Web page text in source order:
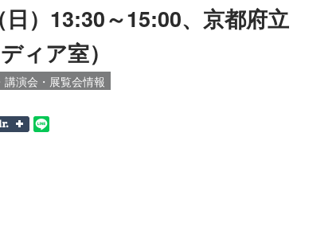
）13:30～15:00、京都府立
ィア室）
講演会・展覧会情報